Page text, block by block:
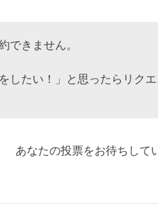
できません。
したい！」と思ったらリク
あなたの投票をお待ちして